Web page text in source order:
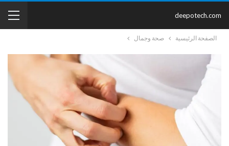
deepotech.com
الصفحة الرئيسية صحة وجمال